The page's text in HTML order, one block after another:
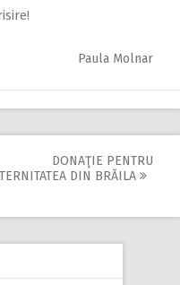
Paula Molnar
DONAŢIE PENTRU
DIN BRĂILA